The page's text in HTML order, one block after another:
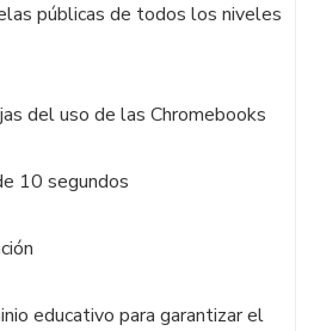
públicas de todos los niveles
del uso de las Chromebooks
10 segundos
educativo para garantizar el